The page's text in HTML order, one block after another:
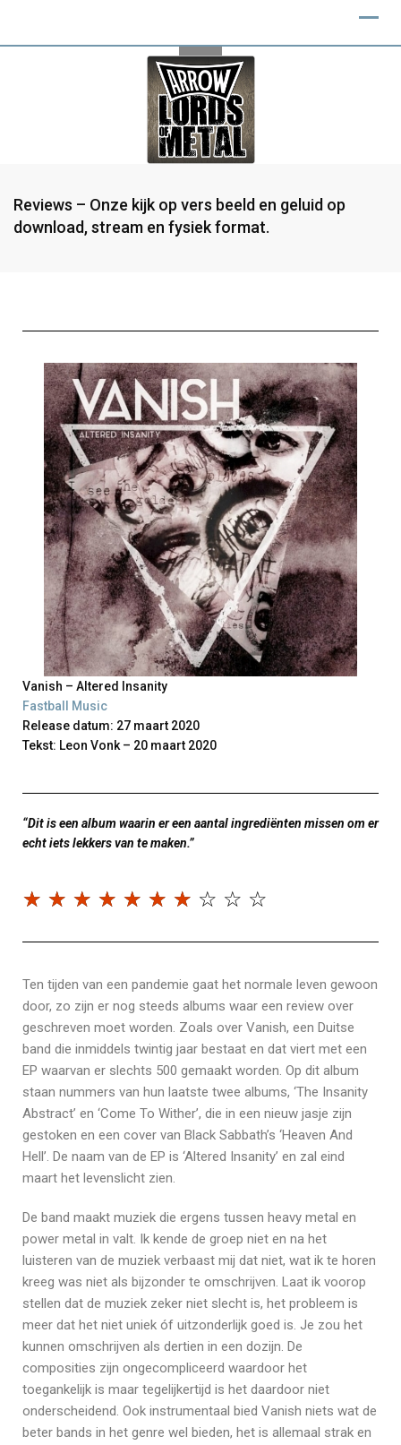
Reviews – Onze kijk op vers beeld en geluid op
download, stream en fysiek format.
Vanish – Altered Insanity
Fastball Music
Release datum: 27 maart 2020
Tekst: Leon Vonk – 20 maart 2020
“Dit is een album waarin er een aantal ingrediënten missen om er
echt iets lekkers van te maken.”
☆ ☆ ☆ ☆ ☆ ☆ ☆ ☆ ☆ ☆
Ten tijden van een pandemie gaat het normale leven gewoon
door, zo zijn er nog steeds albums waar een review over
geschreven moet worden. Zoals over Vanish, een Duitse
band die inmiddels twintig jaar bestaat en dat viert met een
EP waarvan er slechts 500 gemaakt worden. Op dit album
staan nummers van hun laatste twee albums, ‘The Insanity
Abstract’ en ‘Come To Wither’, die in een nieuw jasje zijn
gestoken en een cover van Black Sabbath’s ‘Heaven And
Hell’. De naam van de EP is ‘Altered Insanity’ en zal eind
maart het levenslicht zien.
De band maakt muziek die ergens tussen heavy metal en
power metal in valt. Ik kende de groep niet en na het
luisteren van de muziek verbaast mij dat niet, wat ik te horen
kreeg was niet als bijzonder te omschrijven. Laat ik voorop
stellen dat de muziek zeker niet slecht is, het probleem is
meer dat het niet uniek óf uitzonderlijk goed is. Je zou het
kunnen omschrijven als dertien in een dozijn. De
composities zijn ongecompliceerd waardoor het
toegankelijk is maar tegelijkertijd is het daardoor niet
onderscheidend. Ook instrumentaal bied Vanish niets wat de
beter bands in het genre wel bieden, het is allemaal strak en